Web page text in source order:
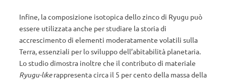
Infine, la composizione isotopica dello zinco di Ryugu può
essere utilizzata anche per studiare la storia di
accrescimento di elementi moderatamente volatili sulla
Terra, essenziali per lo sviluppo dell’abitabilità planetaria.
Lo studio dimostra inoltre che il contributo di materiale
Ryugu-likerappresenta circa il 5 per cento della massa della